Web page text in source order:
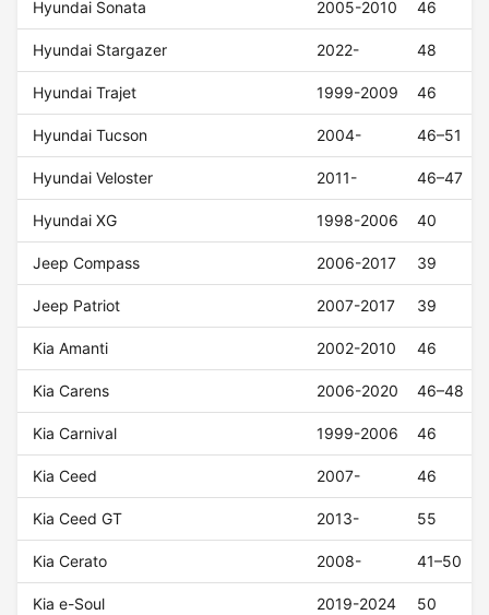
Hyundai Sonata 2005-2010 46
Hyundai Stargazer 2022- 48
Hyundai Trajet 1999-2009 46
Hyundai Tucson 2004- 46–51
Hyundai Veloster 2011- 46–47
Hyundai XG 1998-2006 40
Jeep Compass 2006-2017 39
Jeep Patriot 2007-2017 39
Kia Amanti 2002-2010 46
Kia Carens 2006-2020 46–48
Kia Carnival 1999-2006 46
Kia Ceed 2007- 46
Kia Ceed GT 2013- 55
Kia Cerato 2008- 41–50
Kia e-Soul 2019-2024 50